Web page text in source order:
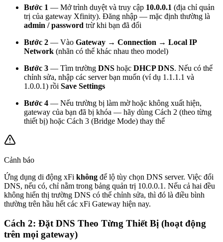
Bước 1 — Mở trình duyệt và truy cập 10.0.0.1 (địa chỉ quản
trị của gateway Xfinity). Đăng nhập — mặc định thường là
admin / password trừ khi bạn đã đổi
Bước 2 — Vào Gateway → Connection → Local IP
Network (nhãn có thể khác nhau theo model)
Bước 3 — Tìm trường DNS hoặc DHCP DNS. Nếu có thể
chỉnh sửa, nhập các server bạn muốn (ví dụ 1.1.1.1 và
1.0.0.1) rồi Save Settings
Bước 4 — Nếu trường bị làm mờ hoặc không xuất hiện,
gateway của bạn đã bị khóa — hãy dùng Cách 2 (theo từng
thiết bị) hoặc Cách 3 (Bridge Mode) thay thế
Cảnh báo
Ứng dụng di động xFi không để lộ tùy chọn DNS server. Việc đổi
DNS, nếu có, chỉ nằm trong bảng quản trị 10.0.0.1. Nếu cả hai đều
không hiển thị trường DNS có thể chỉnh sửa, thì đó là điều bình
thường trên hầu hết các xFi Gateway hiện nay.
Cách 2: Đặt DNS Theo Từng Thiết Bị (hoạt động
trên mọi gateway)